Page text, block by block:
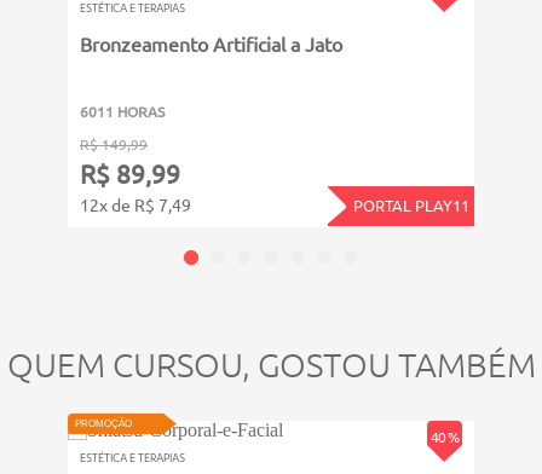
Informações sobre o Reiki;
Tratamentos;
Patologias e o Reiki.
ESTÉTICA E TERAPIAS
Bronzeamento Artificial a Jato
6011 HORAS
R$ 149,99
R$ 89,99
12x de R$ 7,49 PORTAL PLAY11
QUEM CURSOU, GOSTOU TAMBÉM
40 %
PROMOÇÃO
ESTÉTICA E TERAPIAS